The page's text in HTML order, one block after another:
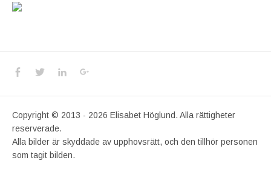
Social Media Profiles
Facebook
TwitterLinkedIn
Copyright © 2013 - 2026 Elisabet Höglund. Alla rättigheter
reserverade.
Alla bilder är skyddade av upphovsrätt, och den tillhör personen
som tagit bilden.